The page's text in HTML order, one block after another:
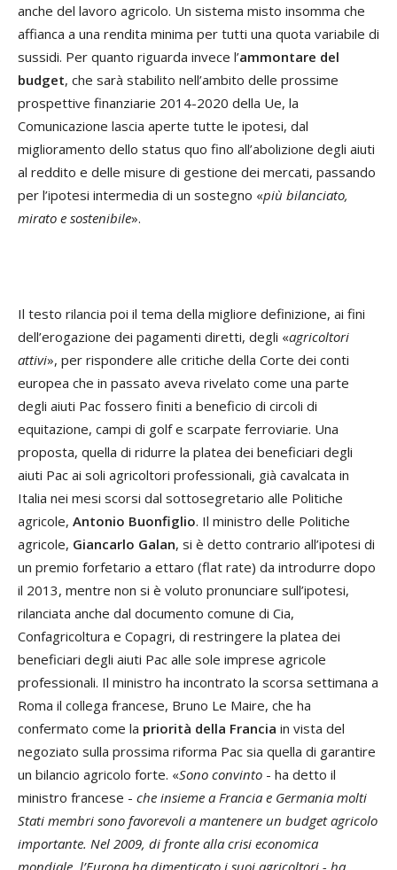
anche del lavoro agricolo. Un sistema misto insomma che
affianca a una rendita minima per tutti una quota variabile di
sussidi. Per quanto riguarda invece l’ammontare del
budget, che sarà stabilito nell’ambito delle prossime
prospettive finanziarie 2014-2020 della Ue, la
Comunicazione lascia aperte tutte le ipotesi, dal
miglioramento dello status quo fino all’abolizione degli aiuti
al reddito e delle misure di gestione dei mercati, passando
per l’ipotesi intermedia di un sostegno «più bilanciato,
mirato e sostenibile».
Il testo rilancia poi il tema della migliore definizione, ai fini
dell’erogazione dei pagamenti diretti, degli «agricoltori
attivi», per rispondere alle critiche della Corte dei conti
europea che in passato aveva rivelato come una parte
degli aiuti Pac fossero finiti a beneficio di circoli di
equitazione, campi di golf e scarpate ferroviarie. Una
proposta, quella di ridurre la platea dei beneficiari degli
aiuti Pac ai soli agricoltori professionali, già cavalcata in
Italia nei mesi scorsi dal sottosegretario alle Politiche
agricole, Antonio Buonfiglio. Il ministro delle Politiche
agricole, Giancarlo Galan, si è detto contrario all’ipotesi di
un premio forfetario a ettaro (flat rate) da introdurre dopo
il 2013, mentre non si è voluto pronunciare sull’ipotesi,
rilanciata anche dal documento comune di Cia,
Confagricoltura e Copagri, di restringere la platea dei
beneficiari degli aiuti Pac alle sole imprese agricole
professionali. Il ministro ha incontrato la scorsa settimana a
Roma il collega francese, Bruno Le Maire, che ha
confermato come la priorità della Francia in vista del
negoziato sulla prossima riforma Pac sia quella di garantire
un bilancio agricolo forte. «Sono convinto - ha detto il
ministro francese - che insieme a Francia e Germania molti
Stati membri sono favorevoli a mantenere un budget agricolo
importante. Nel 2009, di fronte alla crisi economica
mondiale, l’Europa ha dimenticato i suoi agricoltori - ha